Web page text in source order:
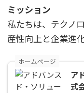
ミッション
私たちは、テクノ
産性向上と企業進
ホームページ
ア
式